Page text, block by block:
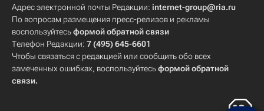
Адрес электронной почты Редакции: internet-group@ria.ru
По вопросам размещения пресс-релизов и рекламы
воспользуйтесьформой обратной связи
Телефон Редакции: 7 (495) 645-6601
Чтобы связаться с редакцией или сообщить обо всех
замеченных ошибках, воспользуйтесьформой обратной
связи.